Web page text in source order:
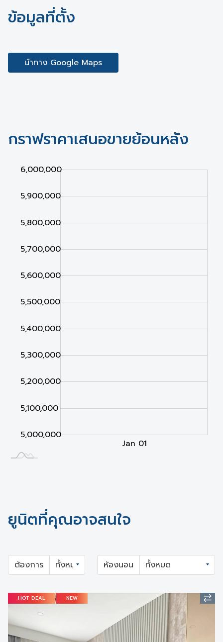
ข้อมูลที่ตั้ง
นำทาง Google Maps
กราฟราคาเสนอขายย้อนหลัง
5,000,000
5,000,000
5,100,000
5,200,000
5,300,000
5,400,000
5,500,000
5,600,000
5,700,000
5,800,000
5,900,000
6,000,000
Jan 01
ยูนิตที่คุณอาจสนใจ
ต้องการ ห้องนอน
HOT DEAL NEW